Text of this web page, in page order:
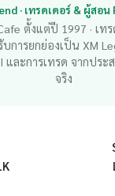
· เทรดเดอร์ & ผู้สอ
ตั้งแต่ปี 1997 · เท
การยกย่องเป็น XM
และการเทรด จากปร
จริง